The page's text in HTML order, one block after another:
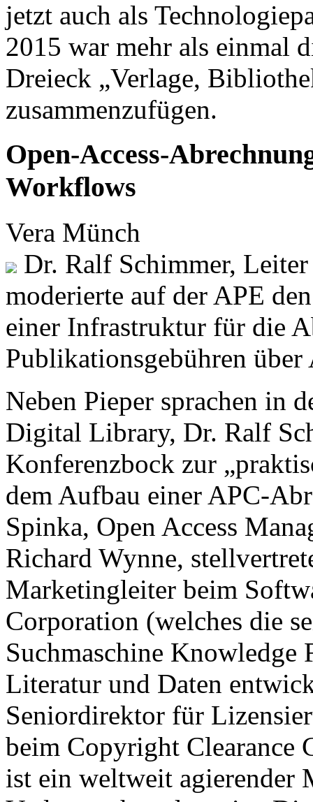
jetzt auch als
2015 war mehr als einmal
Dreieck „Verlage,
zusammenzufügen.
Open-Access-
Workflows
Vera Münch
Dr. Ralf Schimmer,
moderierte auf der APE
einer Infrastruktur für die
Publikationsgebühren über
Neben Pieper sprachen in
Digital Library, Dr. Ralf
Konferenzbock zur
dem Aufbau einer APC-
Spinka, Open Access
Richard Wynne,
Marketingleiter beim
Corporation (welches die
Suchmaschine
Literatur und Daten
Seniordirektor für
beim Copyright Clearance
ist ein weltweit agierender